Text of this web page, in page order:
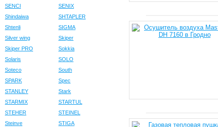
SENCI
SENIX
Shindaiwa
SHTAPLER
Shtenli
SIGMA
Silver wing
Skiper
Skiper PRO
Sokkia
Solaris
SOLO
Soteco
South
SPARK
Spec
STANLEY
Stark
STARMIX
STARTUL
STEHER
STEINEL
Steinve
STIGA